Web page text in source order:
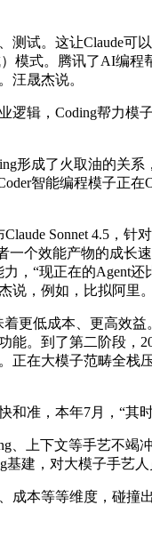
。这让Claude可
模式。腾讯了AI编
汪晟杰说。
，Coding帮力模
成了火取油的关系
智能编程模子正
Sonnet 4.5，针
一个效能产物的成
，“现正在的Agent
，例如，比拟阿里。
低成本、更高效益
。到了第二阶段，
在大模子范畴全栈
，本年7月，“其时
下文等手艺不竭冲
基建，对大模子手
等等维度，碰撞